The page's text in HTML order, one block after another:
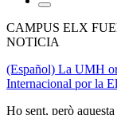
CAMPUS ELX
NOTICIA
(Español) La UMH
Internacional por la
Ho sent, però